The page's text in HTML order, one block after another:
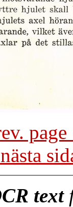
text